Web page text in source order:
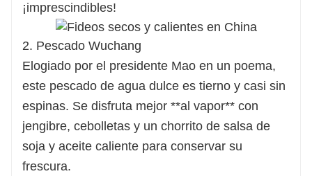
¡imprescindibles!
2. Pescado Wuchang
Elogiado por el presidente Mao en un poema,
este pescado de agua dulce es tierno y casi sin
espinas. Se disfruta mejor **al vapor** con
jengibre, cebolletas y un chorrito de salsa de
soja y aceite caliente para conservar su
frescura.